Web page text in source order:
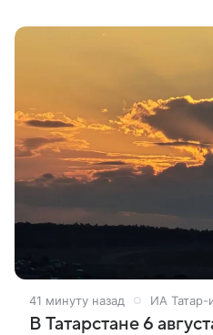
41 минуту назад ИА
В Татарстане 6